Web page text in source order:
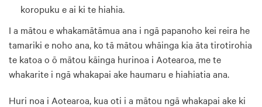
koropuku e ai ki te hiahia.
I a mātou e whakamātāmua ana i ngā papanoho kei reira he
tamariki e noho ana, ko tā mātou whāinga kia āta tirotirohia
te katoa o ō mātou kāinga hurinoa i Aotearoa, me te
whakarite i ngā whakapai ake haumaru e hiahiatia ana.
Huri noa i Aotearoa, kua oti i a mātou ngā whakapai ake ki